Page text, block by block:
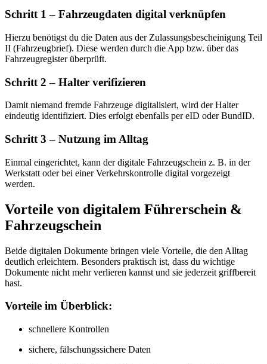
Schritt 1 – Fahrzeugdaten digital verknüpfen
Hierzu benötigst du die Daten aus der Zulassungsbescheinigung Teil
II (Fahrzeugbrief). Diese werden durch die App bzw. über das
Fahrzeugregister überprüft.
Schritt 2 – Halter verifizieren
Damit niemand fremde Fahrzeuge digitalisiert, wird der Halter
eindeutig identifiziert. Dies erfolgt ebenfalls per eID oder BundID.
Schritt 3 – Nutzung im Alltag
Einmal eingerichtet, kann der digitale Fahrzeugschein z. B. in der
Werkstatt oder bei einer Verkehrskontrolle digital vorgezeigt
werden.
Vorteile von digitalem Führerschein &
Fahrzeugschein
Beide digitalen Dokumente bringen viele Vorteile, die den Alltag
deutlich erleichtern. Besonders praktisch ist, dass du wichtige
Dokumente nicht mehr verlieren kannst und sie jederzeit griffbereit
hast.
Vorteile im Überblick:
schnellere Kontrollen
sichere, fälschungssichere Daten